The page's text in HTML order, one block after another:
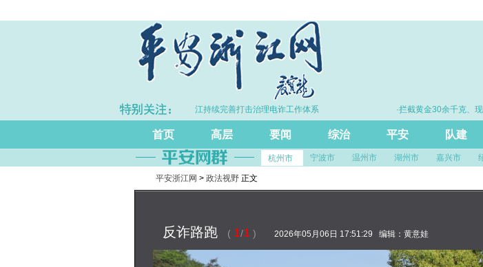
·浙江持续完善打击治理电诈工作体系 ·拦截黄金30余千克、现金2
首页 高层 要闻 综治 平安 队建
杭州市 宁波市 温州市 湖州市 嘉兴市
平安浙江网 > 政法视野 正文
反诈路跑 ( 1/1 ) 2026年05月06日 17:51:29 编辑：黄意娃